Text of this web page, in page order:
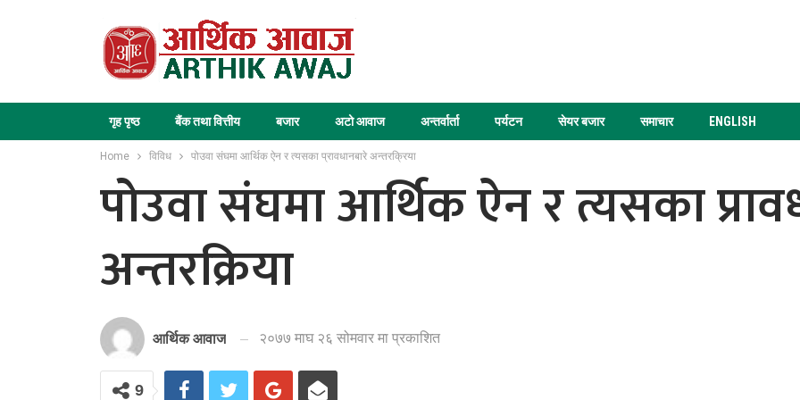
गृह पृष्ठ बैंक तथा वित्तीय बजार अटो आवाज अन्तर्वार्ता पर्यटन सेयर बजार समाचार ENGLISH
Home विविध पोउवा संघमा आर्थिक ऐन र त्यसका प्रावधानबारे अन्तरक्रिया
पोउवा संघमा आर्थिक ऐन र त्यसका
अन्तरक्रिया
आर्थिक आवाज २०७७ माघ २६ सोमवार मा प्रकाशित
9